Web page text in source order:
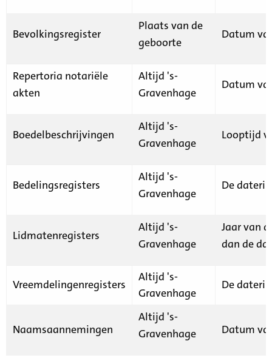
Bevolkingsregister
Plaats van de
geboorte
Datum
Repertoria notariële
akten
Altijd 's-
Gravenhage
Datum
Boedelbeschrijvingen
Altijd 's-
Gravenhage
Looptijd
Bedelingsregisters
Altijd 's-
Gravenhage
De
Lidmatenregisters
Altijd 's-
Gravenhage
Jaar van
dan de
Vreemdelingenregisters
Altijd 's-
Gravenhage
De
Naamsaannemingen
Altijd 's-
Gravenhage
Datum